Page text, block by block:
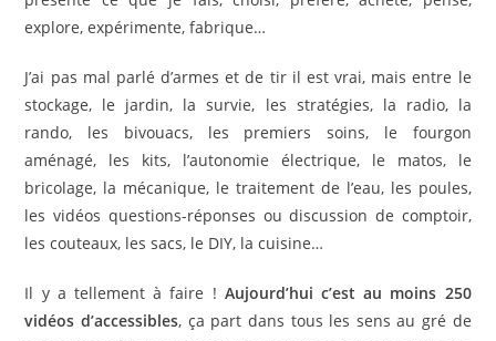
explore, expérimente, fabrique…
J’ai pas mal parlé d’armes et de tir il est vrai, mais entre le
stockage, le jardin, la survie, les stratégies, la radio, la
rando, les bivouacs, les premiers soins, le fourgon
aménagé, les kits, l’autonomie électrique, le matos, le
bricolage, la mécanique, le traitement de l’eau, les poules,
les vidéos questions-réponses ou discussion de comptoir,
les couteaux, les sacs, le DIY, la cuisine…
Il y a tellement à faire ! Aujourd’hui c’est au moins 250
vidéos d’accessibles, ça part dans tous les sens au gré de